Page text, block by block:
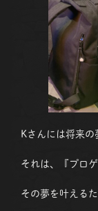
Kさんには将来の
それは、『プロ
その夢を叶える